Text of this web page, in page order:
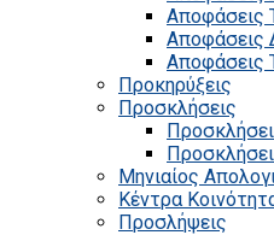
Αποφάσεις
Αποφάσεις
Αποφάσεις
Προκηρύξεις
Προσκλήσεις
Μηνιαίος
Κέντρα
Προσλήψεις